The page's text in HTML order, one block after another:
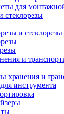
для
стеклорезы
и стеклорезы
и
хранения и
инструмента